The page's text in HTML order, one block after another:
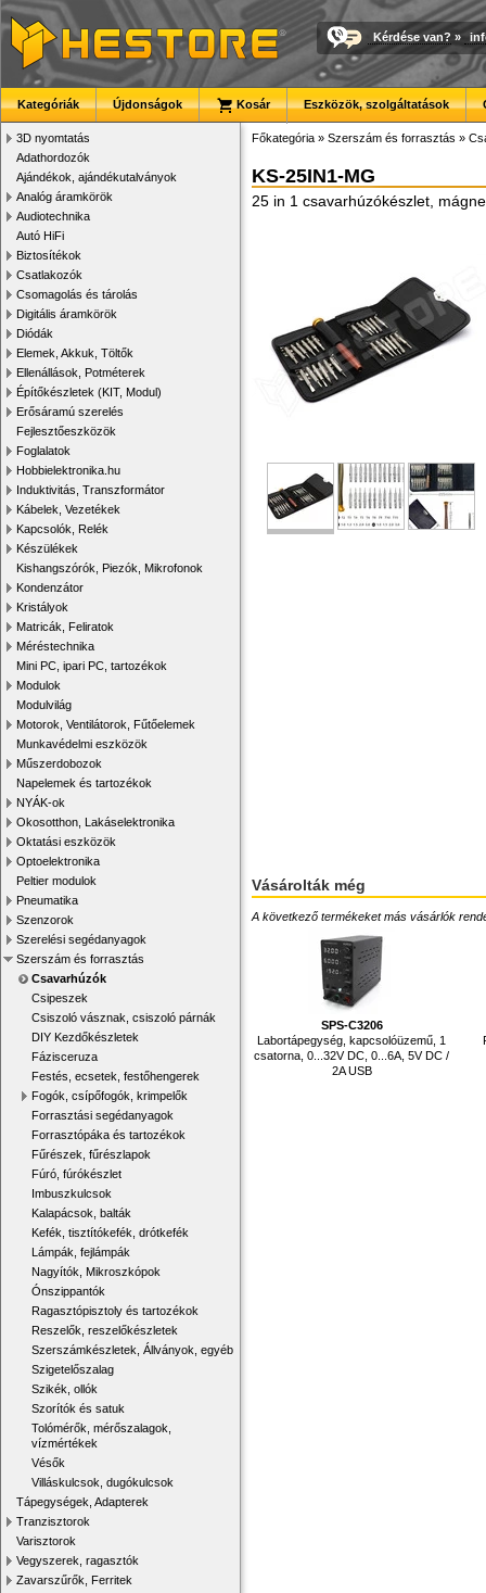
Kérdése van? »
Kategóriák Újdonságok Kosár Eszközök, szolgáltatások
3D nyomtatás
Adathordozók
Ajándékok, ajándékutalványok
Analóg áramkörök
Audiotechnika
Autó HiFi
Biztosítékok
Csatlakozók
Csomagolás és tárolás
Digitális áramkörök
Diódák
Elemek, Akkuk, Töltők
Ellenállások, Potméterek
Építőkészletek (KIT, Modul)
Erősáramú szerelés
Fejlesztőeszközök
Foglalatok
Hobbielektronika.hu
Induktivitás, Transzformátor
Kábelek, Vezetékek
Kapcsolók, Relék
Készülékek
Kishangszórók, Piezók, Mikrofonok
Kondenzátor
Kristályok
Matricák, Feliratok
Méréstechnika
Mini PC, ipari PC, tartozékok
Modulok
Modulvilág
Motorok, Ventilátorok, Fűtőelemek
Munkavédelmi eszközök
Műszerdobozok
Napelemek és tartozékok
NYÁK-ok
Okosotthon, Lakáselektronika
Oktatási eszközök
Optoelektronika
Peltier modulok
Pneumatika
Szenzorok
Szerelési segédanyagok
Szerszám és forrasztás
Csavarhúzók
Csipeszek
Csiszoló vásznak, csiszoló párnák
DIY Kezdőkészletek
Fázisceruza
Festés, ecsetek, festőhengerek
Fogók, csípőfogók, krimpelők
Forrasztási segédanyagok
Forrasztópáka és tartozékok
Fűrészek, fűrészlapok
Fúró, fúrókészlet
Imbuszkulcsok
Kalapácsok, balták
Kefék, tisztítókefék, drótkefék
Lámpák, fejlámpák
Nagyítók, Mikroszkópok
Ónszippantók
Ragasztópisztoly és tartozékok
Reszelők, reszelőkészletek
Szerszámkészletek, Állványok, egyéb
Szigetelőszalag
Szikék, ollók
Szorítók és satuk
Tolómérők, mérőszalagok,
vízmértékek
Vésők
Villáskulcsok, dugókulcsok
Tápegységek, Adapterek
Tranzisztorok
Varisztorok
Vegyszerek, ragasztók
Zavarszűrők, Ferritek
Főkategória » Szerszám és forrasztás »
KS-25IN1-MG
25 in 1 csavarhúzókészlet,
Vásárolták még
A következő termékeket más vásárlók
SPS-C3206
Labortápegység, kapcsolóüzemű, 1
csatorna, 0...32V DC, 0...6A, 5V DC /
2A USB